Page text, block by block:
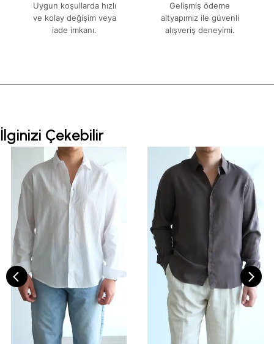
Uygun koşullarda hızlı
ve kolay değişim veya
iade imkanı.
Gelişmiş ödeme
altyapımız ile güvenli
alışveriş deneyimi.
İlginizi Çekebilir